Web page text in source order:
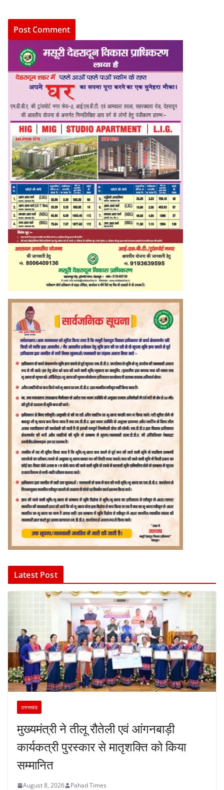
Latest Post
उत्तराखंड
मुख्यमंत्री ने तीलू रौतेली एवं आंगनबाड़ी
कार्यकत्री पुरस्कार से मातृशक्ति को किया
सम्मानित
August 8, 2026 Pahad Times